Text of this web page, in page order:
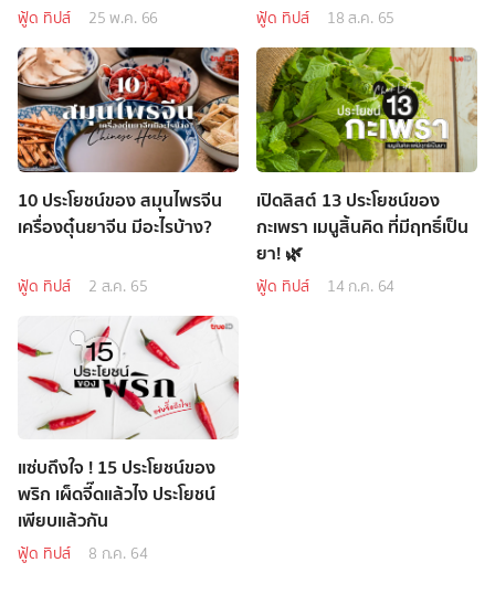
ฟู้ด ทิปส์ 25 พ.ค. 66 ฟู้ด ทิปส์ 18 ส.ค. 65
10 ประโยชน์ของ สมุนไพรจีน
เครื่องตุ๋นยาจีน มีอะไรบ้าง?
ฟู้ด ทิปส์ 2 ส.ค. 65
เปิดลิสต์ 13 ประโยชน์ของ
กะเพรา เมนูสิ้นคิด ที่มีฤทธิ์เป็น
ยา! 🌿
ฟู้ด ทิปส์ 14 ก.ค. 64
แซ่บถึงใจ ! 15 ประโยชน์ของ
พริก เผ็ดจี๊ดแล้วไง ประโยชน์
เพียบแล้วกัน
ฟู้ด ทิปส์ 8 ก.ค. 64